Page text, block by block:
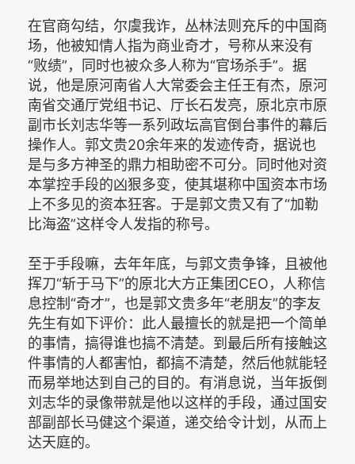
在官商勾结，尔虞我诈，丛林法则充斥的中国商
场，他被知情人指为商业奇才，号称从来没有
“败绩”，同时也被众多人称为“官场杀手”。据
说，他是原河南省人大常委会主任王有杰，原河
南省交通厅党组书记、厅长石发亮，原北京市原
副市长刘志华等一系列政坛高官倒台事件的幕后
操作人。郭文贵20余年来的发迹传奇，据说也
是与多方神圣的鼎力相助密不可分。同时他对资
本掌控手段的凶狠多变，使其堪称中国资本市场
上不多见的资本狂客。于是郭文贵又有了“加勒
比海盗”这样令人发指的称号。
至于手段嘛，去年年底，与郭文贵争锋，且被他
挥刀“斩于马下”的原北大方正集团CEO，人称信
息控制“奇才”，也是郭文贵多年“老朋友”的李友
先生有如下评价：此人最擅长的就是把一个简单
的事情，搞得谁也搞不清楚。到最后所有接触这
件事情的人都害怕，都搞不清楚，然后他就能轻
而易举地达到自己的目的。有消息说，当年扳倒
刘志华的录像带就是他以这样的手段，通过国安
部副部长马健这个渠道，递交给令计划，从而上
达天庭的。